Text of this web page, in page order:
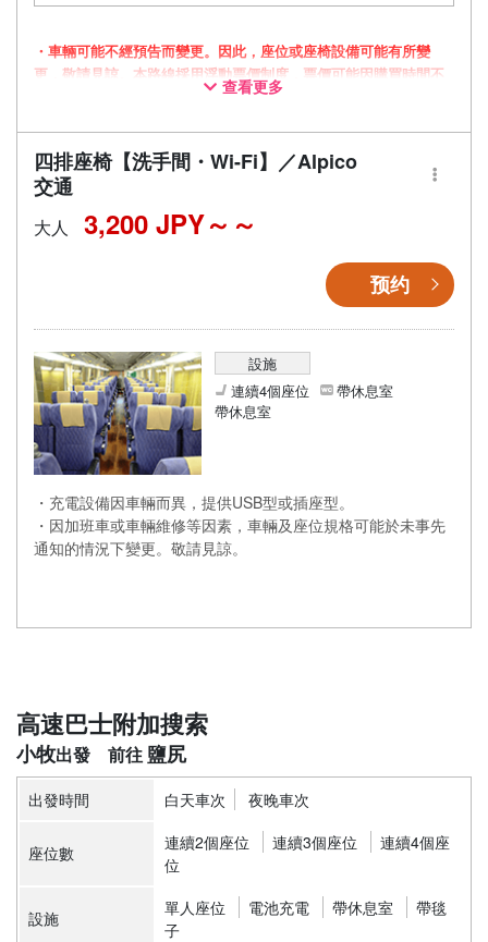
・車輛可能不經預告而變更。因此，座位或座椅設備可能有所變
更，敬請見諒。本路線採用浮動票價制度，票價可能因購買時間不
查看更多
四排座椅【洗手間・Wi-Fi】／Alpico
交通
大人 3,200 JPY～
预约
設施
連續4個座位
帶休息室
帶休息室
・充電設備因車輛而異，提供USB型或插座型。
・因加班車或車輛維修等因素，車輛及座位規格可能於未事先
通知的情況下變更。敬請見諒。
高速巴士附加搜索
小牧 鹽尻
出發時間 白天車次 夜晚車次
座位數 連續2個座位 連續3個座位
連續4個座
位
設施 單人座位 電池充電 帶休息室
帶毯
子